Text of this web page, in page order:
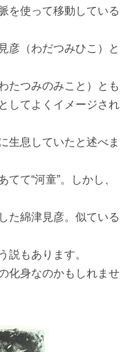
を使って移動している
彦（わだつみひこ）と
たつみのみこと）とも
してよくイメージされ
生息していたと述べま
て“河童”。しかし、
た綿津見彦。似ている
説もあります。
化身なのかもしれませ